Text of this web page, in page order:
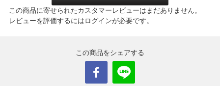
この商品に寄せられたカスタマーレビューはまだありません。
レビューを評価するにはログインが必要です。
この商品をシェアする